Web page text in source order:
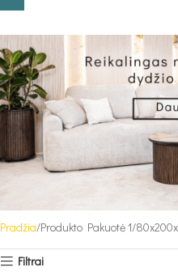
Pradžia Produkto Pakuotė 1
Filtrai